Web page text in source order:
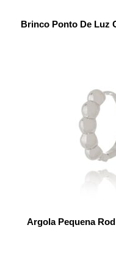
Brinco Ponto De Luz
Argola Pequena